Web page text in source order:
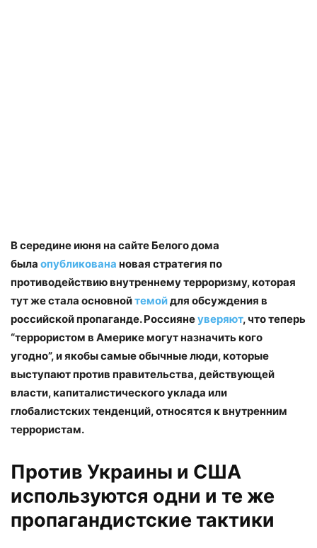
В середине июня на сайте Белого дома
была опубликована новая стратегия по
противодействию внутреннему терроризму, которая
тут же стала основнойтемойдля обсуждения в
российской пропаганде. Россиянеуверяют, что теперь
“террористом в Америке могут назначить кого
угодно”, и якобы самые обычные люди, которые
выступают против правительства, действующей
власти, капиталистического уклада или
глобалистских тенденций, относятся к внутренним
террористам.
Против Украины и США
используются одни и те же
пропагандистские тактики